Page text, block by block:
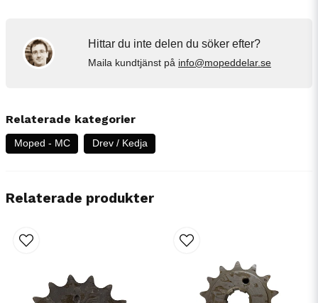
Hittar du inte delen du söker efter?
Maila kundtjänst på info@mopeddelar.se
Relaterade kategorier
Moped - MC Drev / Kedja
Relaterade produkter